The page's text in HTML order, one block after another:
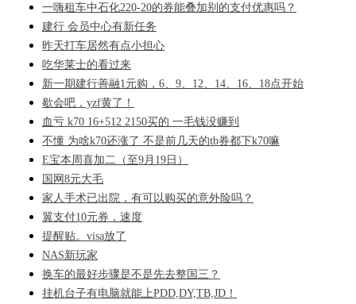
一嗨租车中石化220-20的券能叠加别的支付优惠吗？
建行 会员中心有新任务
昨天打车居然有点小担心
吃华莱士的看过来
新一期建行善融1元购，6、9、12、14、16、18点开始
歇会吧，yzf黄了！
血亏 k70 16+512 2150买的 一毛钱没赚到
不懂 为啥k70还涨了 不是前几天的tb券都下k70嘛
E宝本周喜加二（至9月19日）
国网8元大毛
家人手术已出院，有可以购买的意外险吗？
翼支付10元券，速度
提醒贴。visa放了
NAS新玩家
换车的最好步骤是不是先去整国三？
挂机台子有电脑就能上PDD,DY,TB,JD！